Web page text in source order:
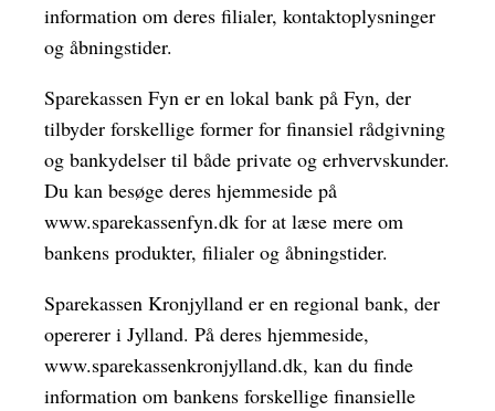
information om deres filialer, kontaktoplysninger
og åbningstider.
Sparekassen Fyn er en lokal bank på Fyn, der
tilbyder forskellige former for finansiel rådgivning
og bankydelser til både private og erhvervskunder.
Du kan besøge deres hjemmeside på
www.sparekassenfyn.dk for at læse mere om
bankens produkter, filialer og åbningstider.
Sparekassen Kronjylland er en regional bank, der
opererer i Jylland. På deres hjemmeside,
www.sparekassenkronjylland.dk, kan du finde
information om bankens forskellige finansielle